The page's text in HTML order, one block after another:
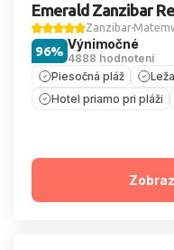
Emerald Zanzibar
Zanzibar
Výnimočné
4888 hodnotení
96%
Piesočná pláž
Hotel priamo pri pláži